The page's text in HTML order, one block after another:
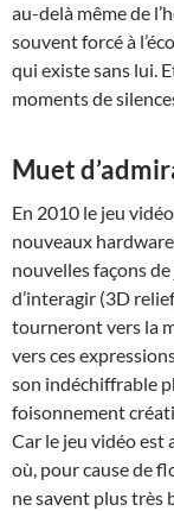
au-delà même de
souvent forcé à
qui existe sans lui.
moments de
Muet
En 2010 le jeu
nouveaux
nouvelles façons
d’interagir (3D
tourneront vers la
vers ces
son indéchiffrable
foisonnement
Car le jeu vidéo
où, pour cause de
ne savent plus très